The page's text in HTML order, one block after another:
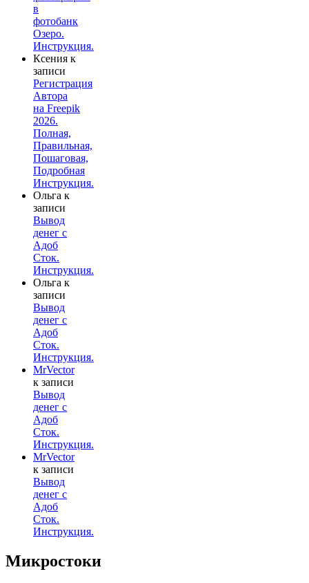
в
фотобанк
Озеро.
Инструкция.
Ксения к
записи
Регистрация
Автора
на Freepik
2026.
Полная,
Правильная,
Пошаговая,
Подробная
Инструкция.
Ольга к
записи
Вывод
денег с
Адоб
Сток.
Инструкция.
Ольга к
записи
Вывод
денег с
Адоб
Сток.
Инструкция.
MrVector
к записи
Вывод
денег с
Адоб
Сток.
Инструкция.
MrVector
к записи
Вывод
денег с
Адоб
Сток.
Инструкция.
Микростоки